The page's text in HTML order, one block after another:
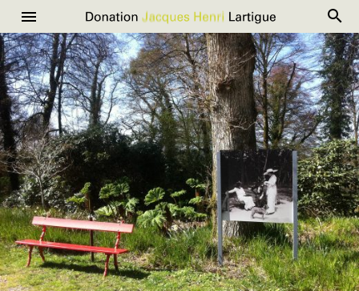
Aller
au
contenu
MenuDonation
Jacques
Henri
Lartigue